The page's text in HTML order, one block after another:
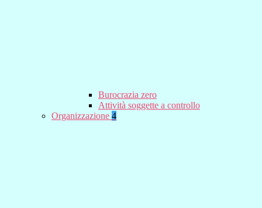
Burocrazia zero
Attività soggette a controllo
Organizzazione 4